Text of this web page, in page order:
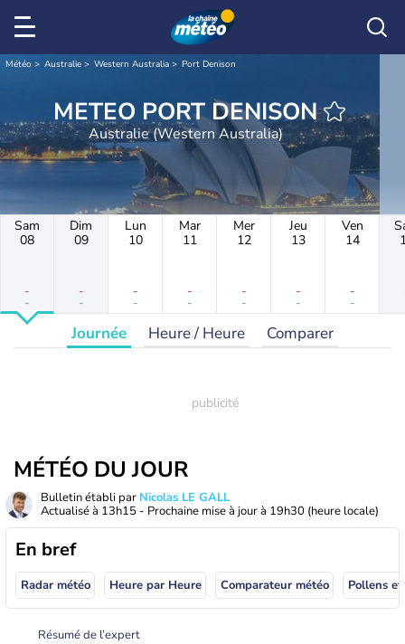
Météo Australie Western Australia Port Denison
METEO PORT DENISON
Australie (Western Australia)
Sam
08
-
-
Dim
09
-
-
Lun
10
-
-
Mar
11
-
-
Mer
12
-
-
Jeu
13
-
-
Ven
14
-
-
Journée Heure / Heure Comparer
MÉTÉO DU JOUR
Bulletin établi par Nicolas LE GALL
Actualisé à 13h15 - Prochaine mise à jour à 19h30 (heure locale)
En bref
Radar météo Heure par Heure Comparateur météo Pollens
Résumé de l’expert